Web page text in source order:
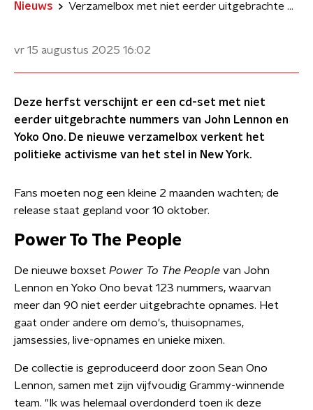
Nieuws Verzamelbox met niet eerder uitgebrachte nummers van John Lennon op komst
vr 15 augustus 2025 16:02
Deze herfst verschijnt er een cd-set met niet
eerder uitgebrachte nummers van John Lennon en
Yoko Ono. De nieuwe verzamelbox verkent het
politieke activisme van het stel in New York.
Fans moeten nog een kleine 2 maanden wachten; de
release staat gepland voor 10 oktober.
Power To The People
De nieuwe boxset Power To The People van John
Lennon en Yoko Ono bevat 123 nummers, waarvan
meer dan 90 niet eerder uitgebrachte opnames. Het
gaat onder andere om demo's, thuisopnames,
jamsessies, live-opnames en unieke mixen.
De collectie is geproduceerd door zoon Sean Ono
Lennon, samen met zijn vijfvoudig Grammy-winnende
team. "Ik was helemaal overdonderd toen ik deze